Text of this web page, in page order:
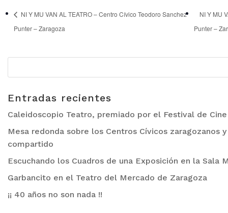
NI Y MU VAN AL TEATRO – Centro Cívico Teodoro Sanchez
Punter – Zaragoza
NI Y MU
Punter –
Entradas recientes
Caleidoscopio Teatro, premiado por el Festival de
Mesa redonda sobre los Centros Cívicos zaragozanos
compartido
Escuchando los Cuadros de una Exposición en la Sala
Garbancito en el Teatro del Mercado de Zaragoza
¡¡ 40 años no son nada !!